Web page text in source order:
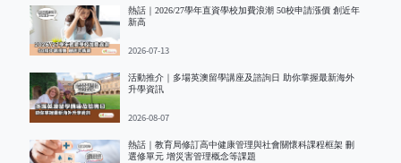
熱話｜2026/27學年直資學校加費浪潮 50校申請漲價 創近年
新高
2026-07-13
活動推介｜多場英澳留學講座及諮詢日 助你掌握最新海外
升學資訊
2026-08-07
熱話｜教育局修訂高中健康管理與社會關懷科課程框架 刪
選修單元 增災害管理概念等課題